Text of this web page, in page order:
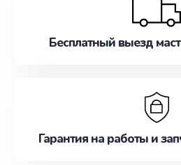
Бесплатный выезд
Гарантия на работы и